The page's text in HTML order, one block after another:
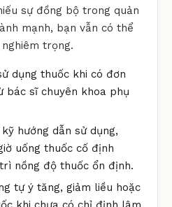
sự đồng bộ trong quản
mạnh, bạn vẫn có thể
trọng.
dụng thuốc khi có đơn
sĩ chuyên khoa phụ
hướng dẫn sử dụng,
uống thuốc cố định
nồng độ thuốc ổn định.
tự ý tăng, giảm liều hoặc